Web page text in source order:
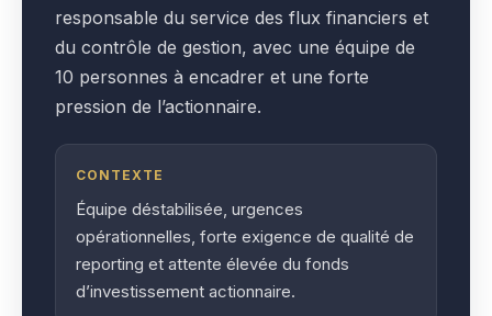
responsable du service des flux financiers et
du contrôle de gestion, avec une équipe de
10 personnes à encadrer et une forte
pression de l’actionnaire.
CONTEXTE
Équipe déstabilisée, urgences
opérationnelles, forte exigence de qualité de
reporting et attente élevée du fonds
d’investissement actionnaire.